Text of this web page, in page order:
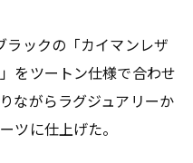
ックの「カイマンレザ
をツートン仕様で合わせ
ながらラグジュアリーか
ツに仕上げた。